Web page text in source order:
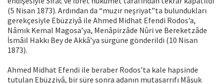
(5 Nisan 1873). Ardından da “muzır neşriyat”ta bulundukları
gerekçesiyle Ebüzziyâ ile Ahmed Midhat Efendi Rodos’a,
Nâmık Kemal Magosa’ya, Menâpirzâde Nûri ve Bereketzâde
İsmâil Hakkı Bey de Akkâ’ya sürgüne gönderildi (10 Nisan
1873).
Ahmed Midhat Efendi ile beraber Rodos’ta kale hapsinde
tutulan Ebüzziyâ, bir süre sonra adanın mutasarrıfı Mâşuk